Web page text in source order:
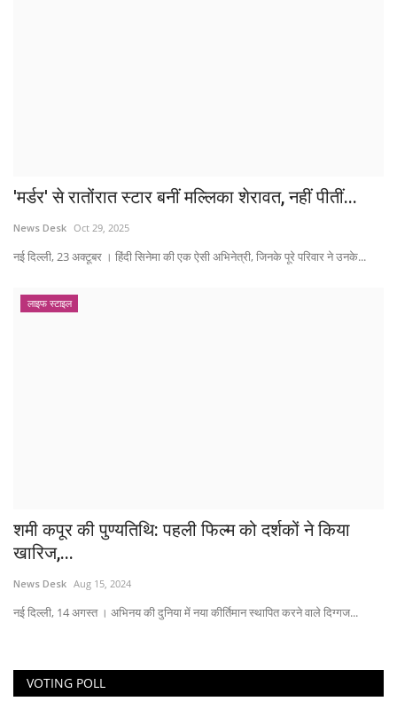
'मर्डर' से रातोंरात स्टार बनीं मल्लिका शेरावत, नहीं पीतीं...
News Desk Oct 29, 2025
नई दिल्ली, 23 अक्टूबर । हिंदी सिनेमा की एक ऐसी अभिनेत्री, जिनके पूरे परिवार ने उनके...
लाइफ स्टाइल
शमी कपूर की पुण्यतिथि: पहली फिल्म को दर्शकों ने किया
खारिज,...
News Desk Aug 15, 2024
नई दिल्ली, 14 अगस्त । अभिनय की दुनिया में नया कीर्तिमान स्थापित करने वाले दिग्गज...
VOTING POLL